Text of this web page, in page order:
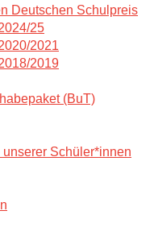
Deutschen Schulpreis
25
2021
2019
(BuT)
Schüler*innen